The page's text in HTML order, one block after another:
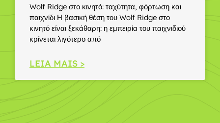
Wolf Ridge στο κινητό: ταχύτητα, φόρτωση και
παιχνίδι Η βασική θέση του Wolf Ridge στο
κινητό είναι ξεκάθαρη: η εμπειρία του παιχνιδιού
κρίνεται λιγότερο από
LEIA MAIS >